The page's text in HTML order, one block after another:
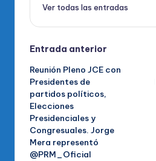
Ver todas las entradas
Navegación
de
entradas
Entrada anterior
Reunión Pleno JCE con
Presidentes de
partidos políticos,
Elecciones
Presidenciales y
Congresuales. Jorge
Mera representó
@PRM_Oficial